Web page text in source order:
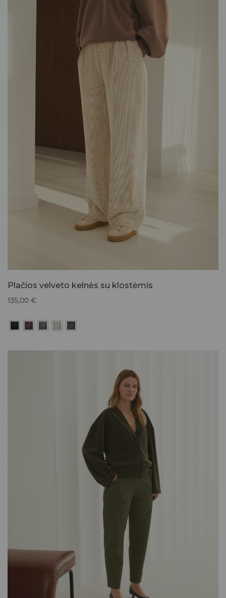
Plačios velveto kelnės su klostėmis
135,00 €